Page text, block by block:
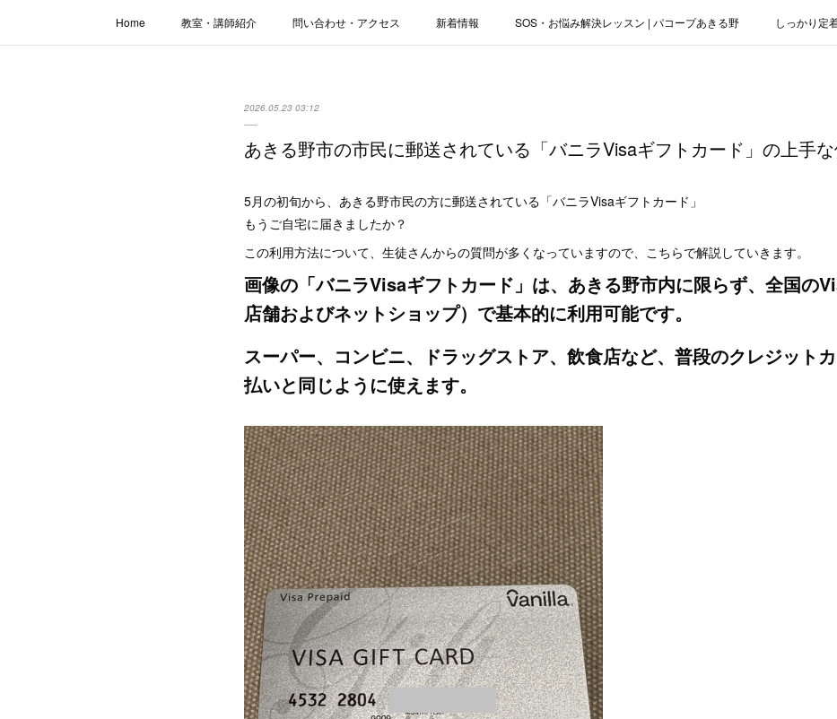
Home 教室・講師紹介 問い合わせ・アクセス 新着情報 SOS・お悩み解決レッスン | パコープあきる野 しっかり定
2026.05.23 03:12
あきる野市の市民に郵送されている「バニラVisaギフトカード」の上手
5月の初旬から、あきる野市民の方に郵送されている「バニラVisaギフトカード」
もうご自宅に届きましたか？
この利用方法について、生徒さんからの質問が多くなっていますので、こちらで解説していきます。
画像の「バニラVisaギフトカード」は、あきる野市内に限らず、全国の
店舗およびネットショップ）で基本的に利用可能です。
スーパー、コンビニ、ドラッグストア、飲食店など、普段のクレジットカ
払いと同じように使えます。